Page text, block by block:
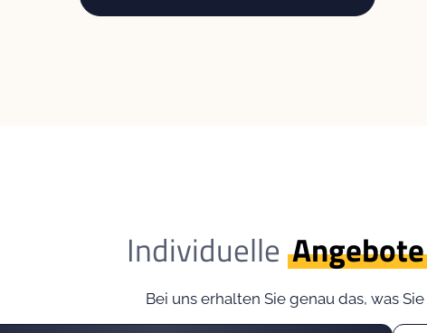
Individuelle Angebote
Bei uns erhalten Sie genau das, was